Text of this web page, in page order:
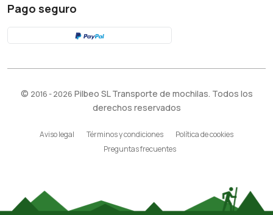
Pago seguro
© 2016 - 2026 Pilbeo SL Transporte de mochilas. Todos los
derechos reservados
Aviso legal Términos y condiciones
Política de cookies
Preguntas frecuentes